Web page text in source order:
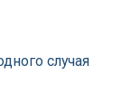
случая